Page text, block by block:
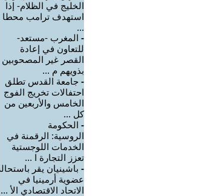
الخليج في الظلام- إذا
استهدف ترامب محطا
...
- المغرب -مستعد-
للتعاون في إعادة
القصر غير المصحوبين
بذويهم م ...
- جامعة القدس تطلق
احتفالات تخريج الفوج
الخامس والأربعين من
كل ...
- الحكومة
الروسية: الرقمنة في
الخدمات اللوجستية
تعزز التجارة ا ...
- باشينيان يقر
عضوية أرمينيا في
الاتحاد الاقتصادي الأ ...